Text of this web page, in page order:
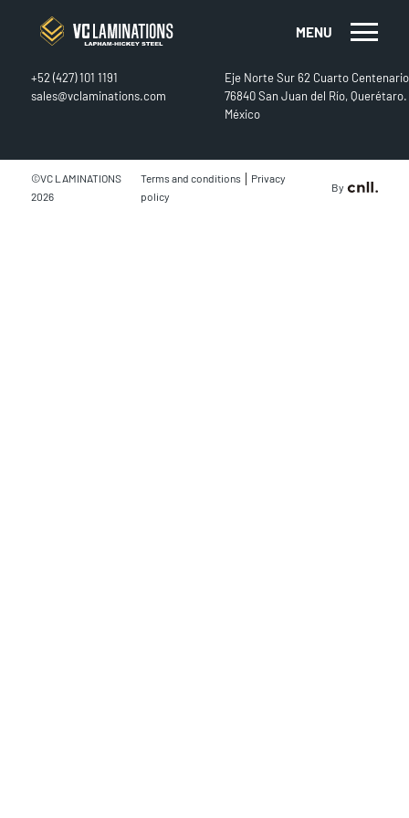
MENU
CONTACT
+52 (427) 101 1191
sales@vclaminations.com
Eje Norte Sur 62 Cuarto Centenario
76840 San Juan del Río, Querétaro.
México
©VC LAMINATIONS
2026
Terms and conditions | Privacy
policy
By